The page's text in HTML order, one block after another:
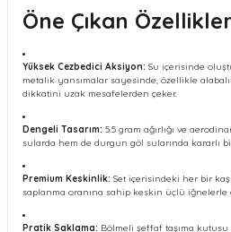
Öne Çıkan
Yüksek Cezbedici Aksiyon: Su içerisinde
metalik yansımalar sayesinde, özellikle
dikkatini uzak mesafelerden çeker.
Dengeli Tasarım: 5.5 gram ağırlığı ve
sularda hem de durgun göl sularında kararlı
Premium Keskinlik: Set içerisindeki her bir
saplanma oranına sahip keskin üçlü iğnelerle
Pratik Saklama: Bölmeli şeffaf taşıma